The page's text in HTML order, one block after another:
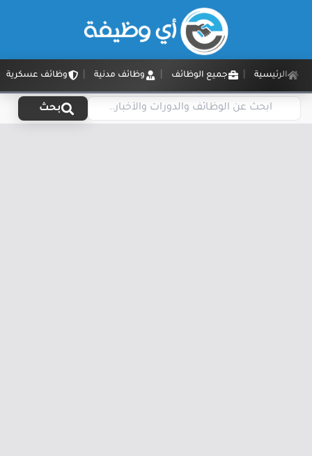
الرئيسية جميع الوظائف وظائف مدنية وظائف عسكرية
بحث